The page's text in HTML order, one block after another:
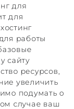
для
для
работы
сайту
ресурсов,
увеличить
подумать о
случае ваш